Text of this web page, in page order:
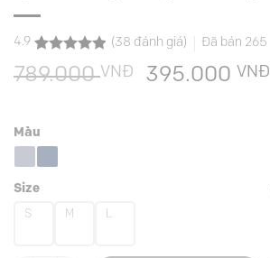
4.9
4.9
trên 5
dựa trên
38
(38 đánh giá) Đã bán 265
789.000VNĐ
Giá
395.000 VNĐ
Màu
Size
S M L